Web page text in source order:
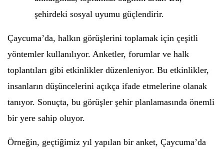
şehirdeki sosyal uyumu güçlendirir.
Çaycuma’da, halkın görüşlerini toplamak için çeşitli
yöntemler kullanılıyor. Anketler, forumlar ve halk
toplantıları gibi etkinlikler düzenleniyor. Bu etkinlikler,
insanların düşüncelerini açıkça ifade etmelerine olanak
tanıyor. Sonuçta, bu görüşler şehir planlamasında önemli
bir yere sahip oluyor.
Örneğin, geçtiğimiz yıl yapılan bir anket, Çaycuma’da